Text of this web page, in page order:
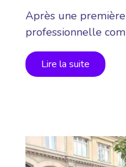
Après une
professionnelle
Muriel Gandy-
Lire la suite